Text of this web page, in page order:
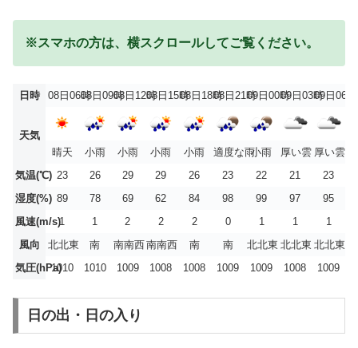
※スマホの方は、横スクロールしてご覧ください。
日時 08日06時08日09時08日12時08日15時08日18時08日21時09日00時09日03時09日06時
天気
晴天
小雨 小雨 小雨 小雨 適度な雨小雨 厚い雲 厚い雲
気温(℃) 23 26 29 29 26 23 22 21
23
湿度(%) 89 78 69 62 84 98 99 97
95
風速(m/s)1 1 2 2 2 0 1 1
1
風向
北北東 南 南南西南南西 南 南 北北東 北北東 北北東
気圧(hPa)1010 1010 1009 1008 1008 1009 1009 1008 1009
日の出・日の入り